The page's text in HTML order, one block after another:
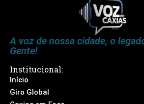
A voz de nossa cidade, o
Gente!
Institucional:
Início
Giro Global